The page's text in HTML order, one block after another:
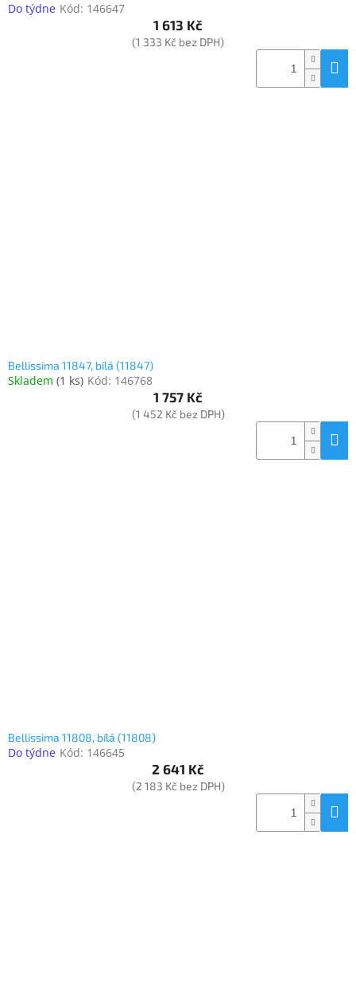
Do týdne Kód: 146647
1 613 Kč
(1 333 Kč bez DPH)
Bellissima 11847, bílá (11847)
Skladem (1 ks) Kód: 146768
1 757 Kč
(1 452 Kč bez DPH)
Bellissima 11808, bílá (11808)
Do týdne Kód: 146645
2 641 Kč
(2 183 Kč bez DPH)